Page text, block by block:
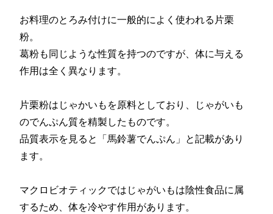
お料理のとろみ付けに一般的によく使われる片栗
粉。
葛粉も同じような性質を持つのですが、体に与える
作用は全く異なります。
片栗粉はじゃかいもを原料としており、じゃがいも
のでんぷん質を精製したものです。
品質表示を見ると「馬鈴薯でんぷん」と記載があり
ます。
マクロビオティックではじゃがいもは陰性食品に属
するため、体を冷やす作用があります。